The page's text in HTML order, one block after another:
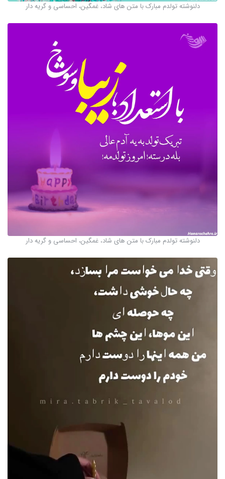
دلنوشته تولدم مبارک با متن های شاد، غمگین، احساسی و گریه دار
دلنوشته تولدم مبارک با متن های شاد، غمگین، احساسی و گریه دار